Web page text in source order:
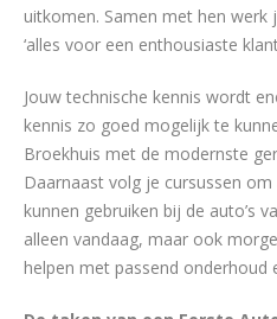
uitkomen. Samen met hen werk
‘alles voor een enthousiaste
Jouw technische kennis wordt
kennis zo goed mogelijk te
Broekhuis met de modernste
Daarnaast volg je cursussen
kunnen gebruiken bij de auto’s
alleen vandaag, maar ook
helpen met passend onderhoud